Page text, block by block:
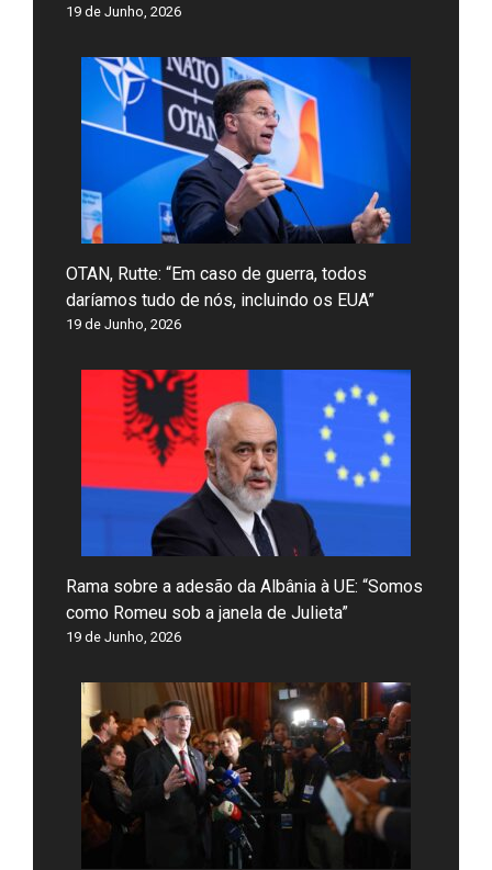
19 de Junho, 2026
OTAN, Rutte: “Em caso de guerra, todos
daríamos tudo de nós, incluindo os EUA”
19 de Junho, 2026
Rama sobre a adesão da Albânia à UE: “Somos
como Romeu sob a janela de Julieta”
19 de Junho, 2026